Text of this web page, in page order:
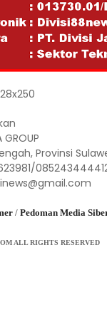
GROUP
Provinsi
/ Pedoman Media
ALL RIGHTS RESERVED